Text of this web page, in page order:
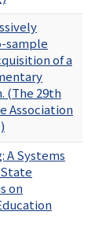
sample
of a
(The 29th
Association
A Systems
on